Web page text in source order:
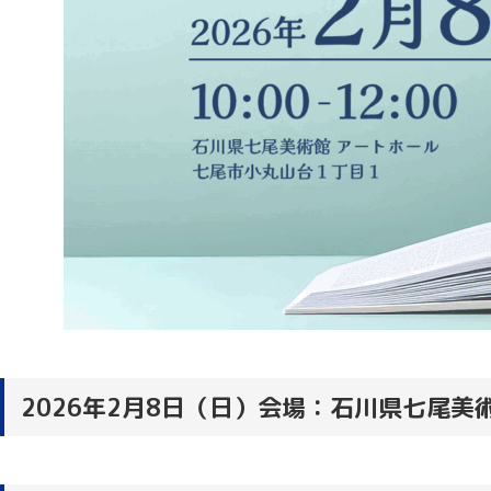
2026年2月8日（日）会場：石川県七尾美